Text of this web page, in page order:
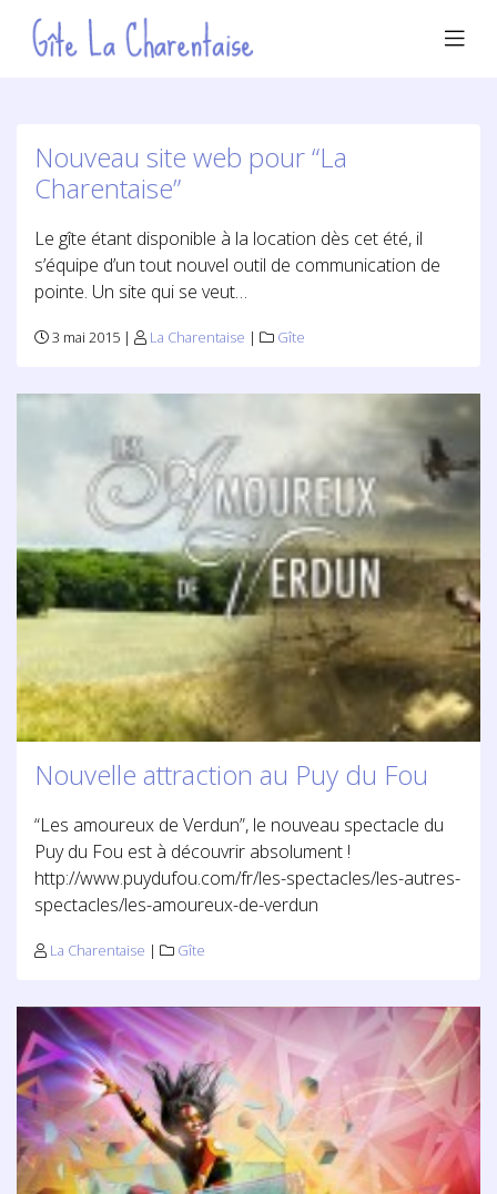
Nouveau site web pour “La
Charentaise”
Le gîte étant disponible à la location dès cet été, il
s’équipe d’un tout nouvel outil de communication de
pointe. Un site qui se veut…
3 mai 2015 | La Charentaise | Gîte
Nouvelle attraction au Puy du Fou
“Les amoureux de Verdun”, le nouveau spectacle du
Puy du Fou est à découvrir absolument !
http://www.puydufou.com/fr/les-spectacles/les-autres-
spectacles/les-amoureux-de-verdun
La Charentaise | Gîte